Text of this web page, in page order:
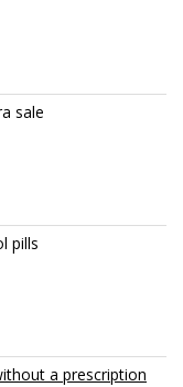
sale
pills
a prescription